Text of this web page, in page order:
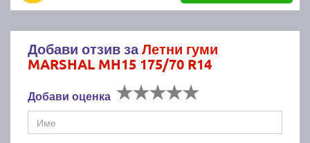
Добави отзив заЛетни гуми
MARSHAL MH15 175/70 R14
Добави оценка